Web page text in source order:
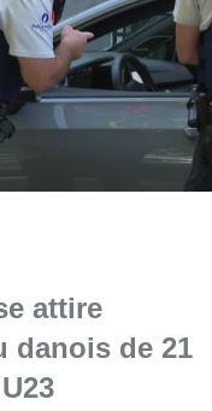
attire
danois de 21